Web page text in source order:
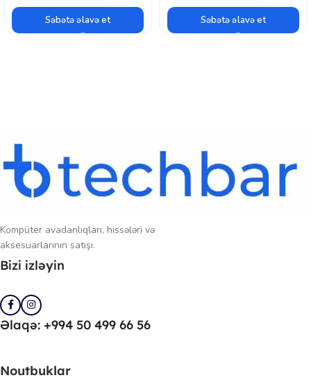
Səbətə əlavə et Səbətə əlavə et
Kompüter avadanlıqları, hissələri və
aksesuarlarının satışı.
Bizi izləyin
Əlaqə: +994 50 499 66 56
Noutbuklar